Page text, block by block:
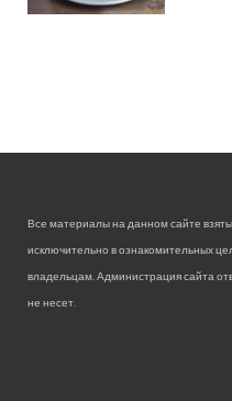
Все материалы на данном сайте
исключительно в ознакомительных
владельцам. Администрация сайта
не несет.